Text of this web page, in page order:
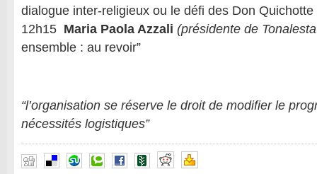
dialogue inter-religieux ou le défi des Don Quichotte
12h15 Maria Paola Azzali (présidente de
ensemble : au revoir”
“l’organisation se réserve le droit de modifier le
nécessités logistiques”